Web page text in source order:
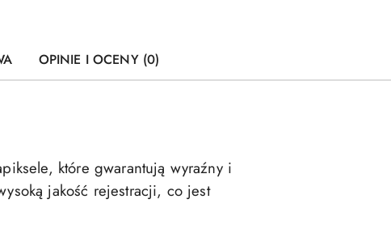
OPINIE I OCENY (0)
które gwarantują wyraźny i
jakość rejestracji, co jest